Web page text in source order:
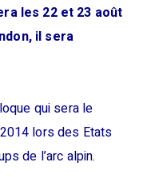
les 22 et 23 août
il sera
qui sera le
lors des Etats
de l’arc alpin.